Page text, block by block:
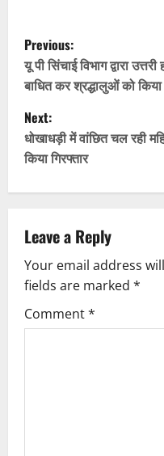
P
o
s
t
n
v
i
g
Previous:
यू पी सिंचाई विभाग द्वारा
बाधित कर श्रद्धालुओं को
Next:
धोखाधड़ी में वांछित चल रही
किया गिरफ्तार
Leave a Reply
Your email address
fields are marked *
Comment*